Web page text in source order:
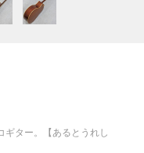
ギター。【あるとうれし